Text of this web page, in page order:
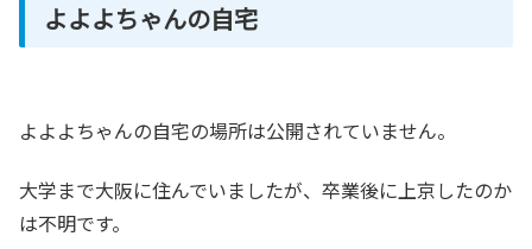
よよよちゃんの自宅
よよよちゃんの自宅の場所は公開されていません。
大学まで大阪に住んでいましたが、卒業後に上京したのか
は不明です。